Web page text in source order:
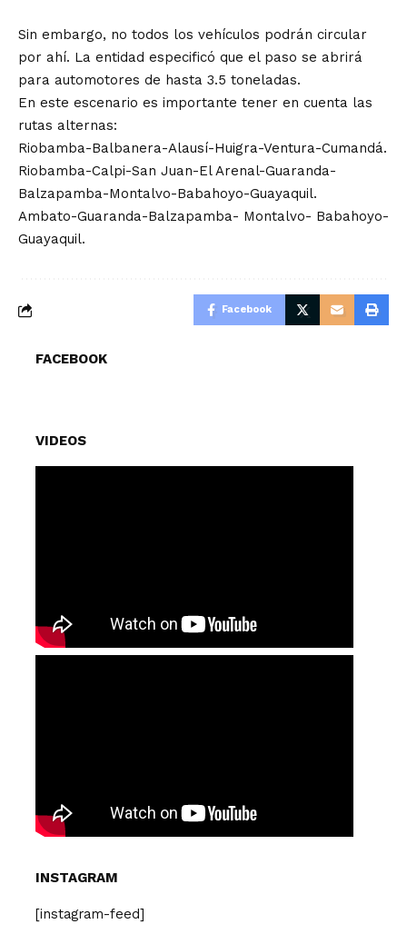
Sin embargo, no todos los vehículos podrán circular
por ahí. La entidad especificó que el paso se abrirá
para automotores de hasta 3.5 toneladas.
En este escenario es importante tener en cuenta las
rutas alternas:
Riobamba-Balbanera-Alausí-Huigra-Ventura-Cumandá.
Riobamba-Calpi-San Juan-El Arenal-Guaranda-
Balzapamba-Montalvo-Babahoyo-Guayaquil.
Ambato-Guaranda-Balzapamba- Montalvo- Babahoyo-
Guayaquil.
Facebook
FACEBOOK
VIDEOS
INSTAGRAM
[instagram-feed]